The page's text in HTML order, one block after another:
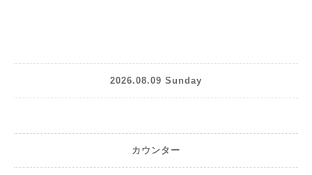
2026.08.09 Sunday
カウンター